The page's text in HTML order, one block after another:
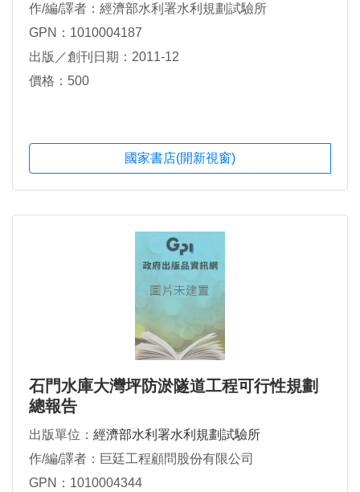
作/編/譯者：經濟部水利署水利規劃試驗所
GPN：1010004187
出版／創刊日期：2011-12
價格：500
國家書店(開新視窗)
石門水庫大灣坪防淤隧道工程可行性規劃
總報告
出版單位： 經濟部水利署水利規劃試驗所
作/編/譯者：巨廷工程顧問股份有限公司
GPN：1010004344